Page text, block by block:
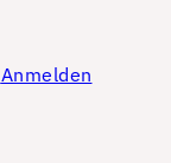
Anmelden